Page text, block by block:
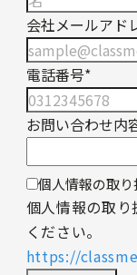
会社メールアド
電話番号*
お問い合わせ内
個人情報の取
個人情報の取
ください。
https://